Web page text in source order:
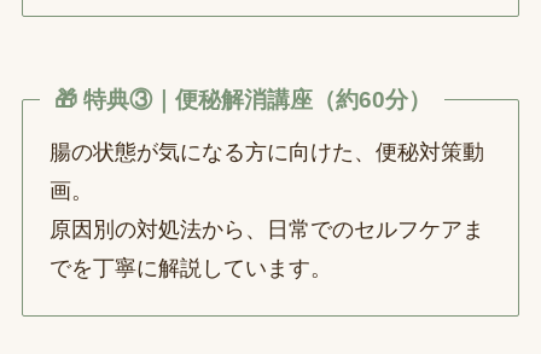
🎁 特典③｜便秘解消講座（約60分）
腸の状態が気になる方に向けた、便秘対策動
画。
原因別の対処法から、日常でのセルフケアま
でを丁寧に解説しています。